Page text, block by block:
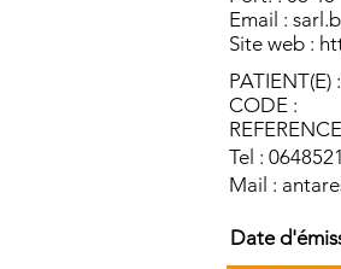
Email :
Site web :
CODE :
Tel :
Mail :
Date